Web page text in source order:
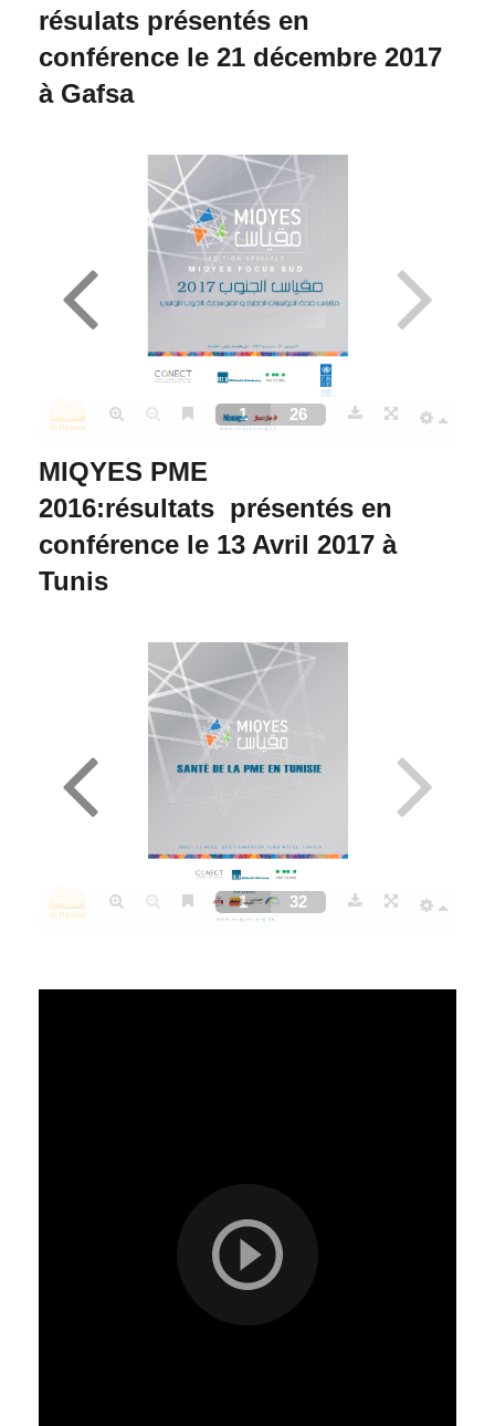
résulats présentés en
conférence le 21 décembre 2017
à Gafsa
MIQYES PME
2016:résultats présentés en
conférence le 13 Avril 2017 à
Tunis